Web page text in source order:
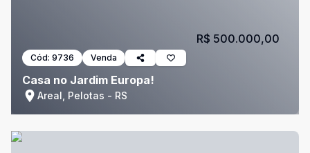
Cód: 9736 Venda
Casa no Jardim Europa!
Areal, Pelotas - RS
R$ 500.000,00